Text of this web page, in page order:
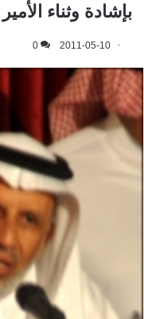
بإشادة وثناء
2011-05-10
0